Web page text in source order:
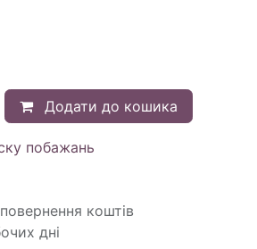
Додати до кошика
побажань
коштів
дні